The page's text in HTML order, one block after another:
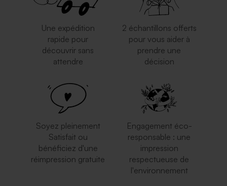
Une expédition
rapide pour
découvrir sans
attendre
2 échantillons offerts
pour vous aider à
prendre une
décision
Soyez pleinement
Satisfait ou
bénéficiez d'une
réimpression gratuite
Engagement éco-
responsable : une
impression
respectueuse de
l'environnement